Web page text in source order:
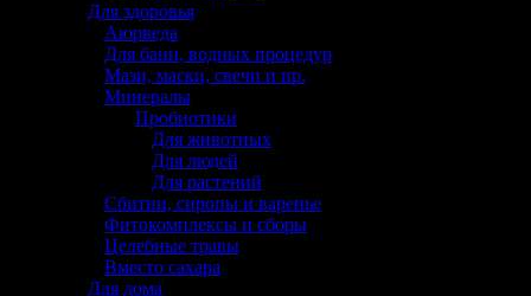
Для здоровья
Аюрведа
Для бани, водных процедур
Мази, маски, свечи и пр.
Минералы
Пробиотики
Для животных
Для людей
Для растений
Сбитни, сиропы и варенье
Фитокомплексы и сборы
Целебные травы
Вместо сахара
Для дома